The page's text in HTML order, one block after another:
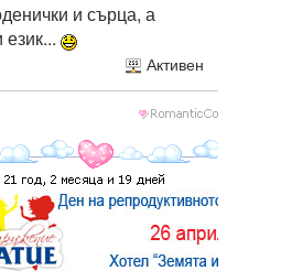
и сърца, а
Активен